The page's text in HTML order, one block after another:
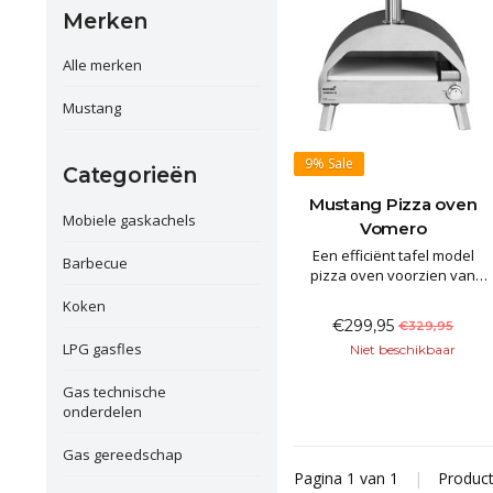
Merken
Alle merken
Mustang
Categorieën
Mobiele gaskachels
Barbecue
Koken
LPG gasfles
Gas technische
onderdelen
Gas gereedschap
9% Sale
Mustang Pizza oven
Vomero
Een efficiënt tafel model
pizza oven voorzien van
de oven snel op temperatuur
is.
€299,95 €329,95
Niet beschikbaar
Pagina 1 van 1 |